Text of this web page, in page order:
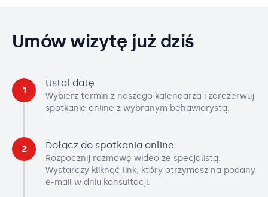
Umów wizytę już dziś
1
Ustal datę
Wybierz termin z naszego kalendarza i zarezerwuj
spotkanie online z wybranym behawiorystą.
2 Dołącz do spotkania online
Rozpocznij rozmowę wideo ze specjalistą.
Wystarczy kliknąć link, który otrzymasz na podany
e-mail w dniu konsultacji.